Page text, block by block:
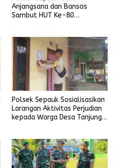
Anjangsana dan Bansos
Sambut HUT Ke-80
Polsek Sepauk Sosialisasikan
Larangan Aktivitas Perjudian
kepada Warga Desa Tanjung